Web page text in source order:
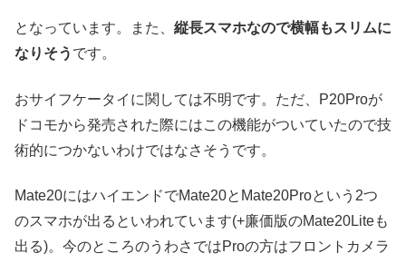
となっています。また、 縦長スマホなので横幅もスリムに
なりそう です。
おサイフケータイに関しては不明です。ただ、P20Proが
ドコモから発売された際にはこの機能がついていたので技
術的につかないわけではなさそうです。
Mate20にはハイエンドでMate20とMate20Proという2つ
のスマホが出るといわれています(+廉価版のMate20Liteも
出る)。今のところのうわさではProの方はフロントカメラ